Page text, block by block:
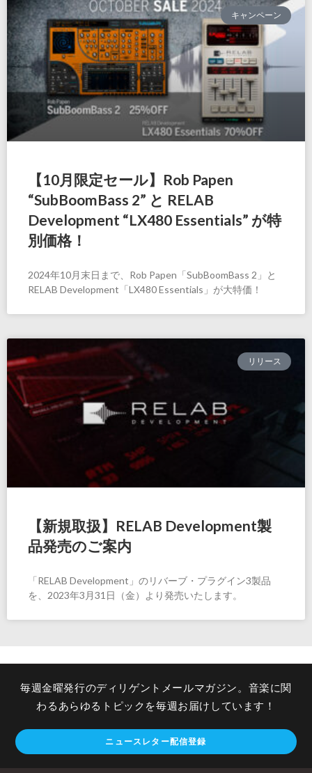
キャンペーン
【10月限定セール】Rob Papen
“SubBoomBass 2” と RELAB
Development “LX480 Essentials” が特
別価格！
2024年10月末日まで、Rob Papen「SubBoomBass 2」と
RELAB Development「LX480 Essentials」が大特価！
リリース
【新規取扱】RELAB Development製
品発売のご案内
「RELAB Development」のリバーブ・プラグイン3製品
を、2023年3月31日（金）より発売いたします。
毎週金曜発行のディリゲントメールマガジン。音楽に関
わるあらゆるトピックを毎週お届けしています！
ニュースレター配信登録